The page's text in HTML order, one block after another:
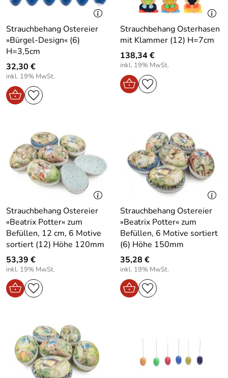
Strauchbehang Ostereier
»Bürgel-Design« (6)
H=3,5cm
32,30 €
inkl. 19% MwSt.
Strauchbehang Osterhasen
mit Klammer (12) H=7cm
138,34 €
inkl. 19% MwSt.
Strauchbehang Ostereier
»Beatrix Potter« zum
Befüllen, 12 cm, 6 Motive
sortiert (12) Höhe 120mm
53,39 €
inkl. 19% MwSt.
Strauchbehang Ostereier
»Beatrix Potter« zum
Befüllen, 6 Motive sortiert
(6) Höhe 150mm
35,28 €
inkl. 19% MwSt.